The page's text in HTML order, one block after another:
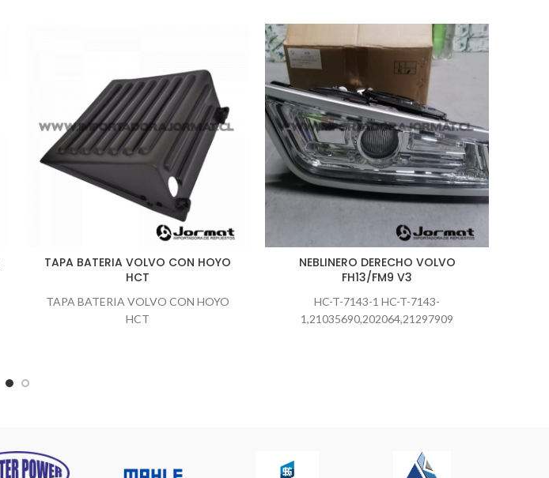
TAPA BATERIA VOLVO CON HOYO
HCT
TAPA BATERIA VOLVO CON HOYO
HCT
NEBLINERO DERECHO VOLVO
FH13/FM9 V3
HC-T-7143-1 HC-T-7143-
1,21035690,202064,21297909